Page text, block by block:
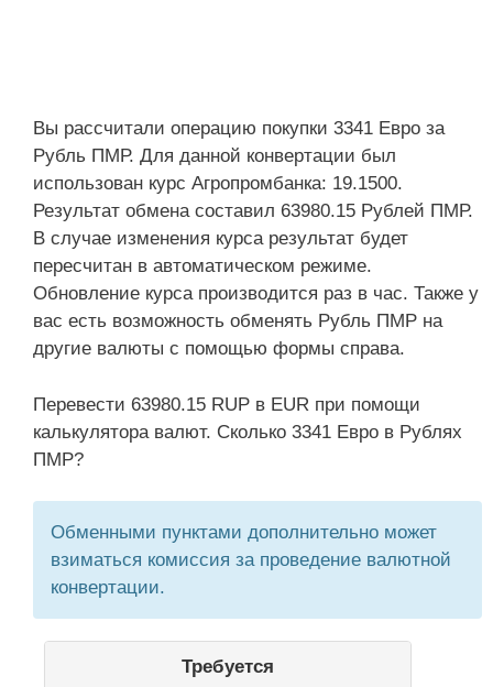
Вы рассчитали операцию покупки 3341 Евро за
Рубль ПМР. Для данной конвертации был
использован курс Агропромбанка: 19.1500.
Результат обмена составил 63980.15 Рублей ПМР.
В случае изменения курса результат будет
пересчитан в автоматическом режиме.
Обновление курса производится раз в час. Также у
вас есть возможность обменять Рубль ПМР на
другие валюты с помощью формы справа.
Перевести 63980.15 RUP в EUR при помощи
калькулятора валют. Сколько 3341 Евро в Рублях
ПМР?
Обменными пунктами дополнительно может
взиматься комиссия за проведение валютной
конвертации.
Требуется